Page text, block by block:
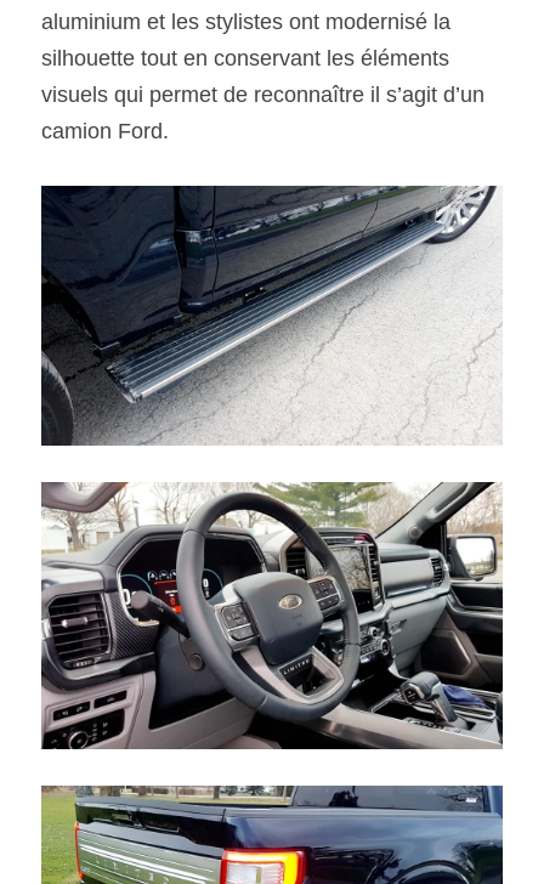
aluminium et les stylistes ont modernisé la
silhouette tout en conservant les éléments
visuels qui permet de reconnaître il s’agit d’un
camion Ford.